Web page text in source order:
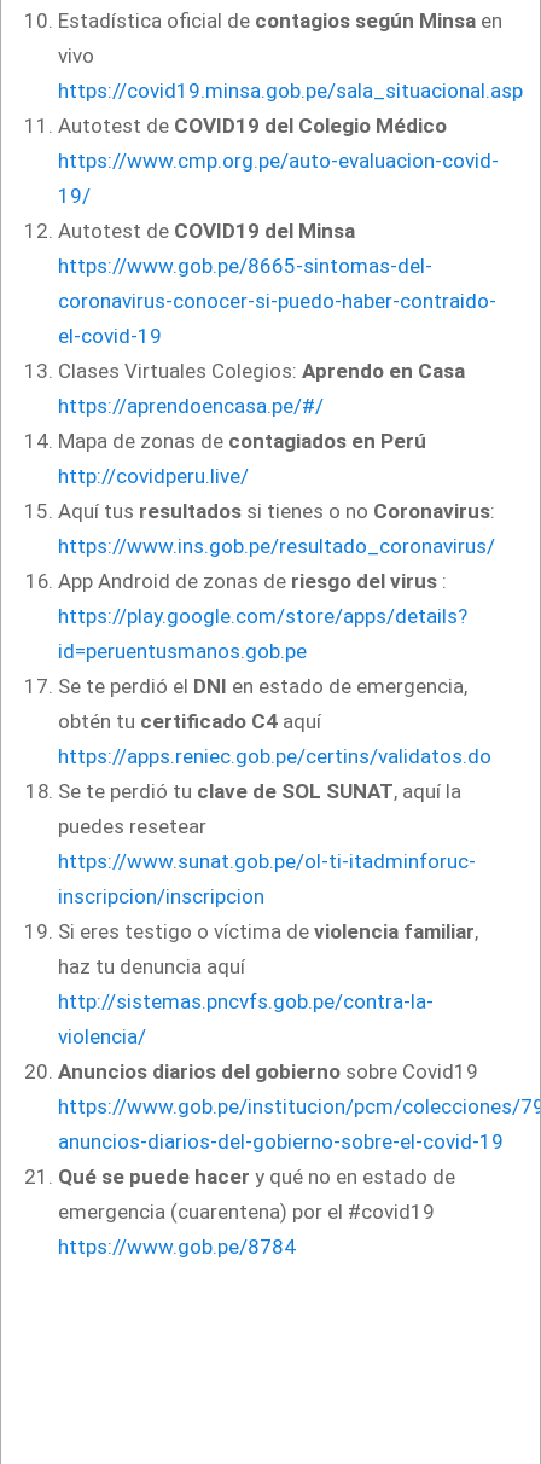
Estadística oficial de contagios según Minsa en
vivo
https://covid19.minsa.gob.pe/sala_situacional.asp
Autotest de COVID19 del Colegio Médico
https://www.cmp.org.pe/auto-evaluacion-covid-
19/
Autotest de COVID19 del Minsa
https://www.gob.pe/8665-sintomas-del-
coronavirus-conocer-si-puedo-haber-contraido-
el-covid-19
Clases Virtuales Colegios: Aprendo en Casa
https://aprendoencasa.pe/#/
Mapa de zonas de contagiados en Perú
http://covidperu.live/
Aquí tus resultados si tienes o no Coronavirus:
https://www.ins.gob.pe/resultado_coronavirus/
App Android de zonas de riesgo del virus :
https://play.google.com/store/apps/details?
id=peruentusmanos.gob.pe
Se te perdió el DNI en estado de emergencia,
obtén tu certificado C4 aquí
https://apps.reniec.gob.pe/certins/validatos.do
Se te perdió tu clave de SOL SUNAT, aquí la
puedes resetear
https://www.sunat.gob.pe/ol-ti-itadminforuc-
inscripcion/inscripcion
Si eres testigo o víctima de violencia familiar,
haz tu denuncia aquí
http://sistemas.pncvfs.gob.pe/contra-la-
violencia/
Anuncios diarios del gobierno sobre Covid19
https://www.gob.pe/institucion/pcm/colecciones/
anuncios-diarios-del-gobierno-sobre-el-covid-19
Qué se puede hacer y qué no en estado de
emergencia (cuarentena) por el #covid19
https://www.gob.pe/8784